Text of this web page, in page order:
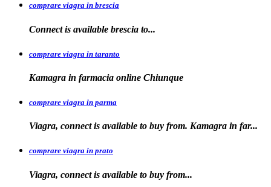
comprare viagra in brescia
Connect is available brescia to...
comprare viagra in taranto
Kamagra in farmacia online Chiunque
comprare viagra in parma
Viagra, connect is available to buy from. Kamagra in far...
comprare viagra in prato
Viagra, connect is available to buy from...